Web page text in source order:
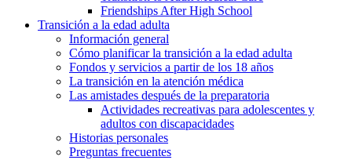
Friendships After High School
Transición a la edad adulta
Información general
Cómo planificar la transición a la edad adulta
Fondos y servicios a partir de los 18 años
La transición en la atención médica
Las amistades después de la preparatoria
Actividades recreativas para adolescentes y
adultos con discapacidades
Historias personales
Preguntas frecuentes